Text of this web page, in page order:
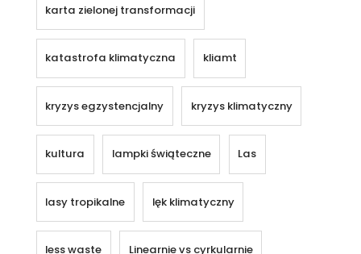
karta zielonej transformacji
katastrofa klimatyczna kliamt
kryzys egzystencjalny kryzys klimatyczny
kultura lampki świąteczne Las
lasy tropikalne lęk klimatyczny
less waste Linearnie vs cyrkularnie